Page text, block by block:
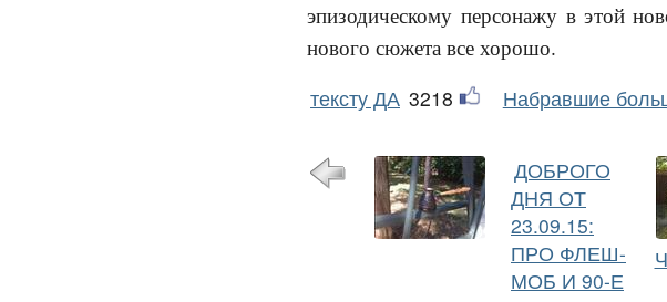
эпизодическому персонажу в этой
нового сюжета все хорошо.
тексту ДА 3218 Набравшие
ДОБРОГО
ДНЯ ОТ
23.09.15:
ПРО ФЛЕШ-
МОБ И 90-Е